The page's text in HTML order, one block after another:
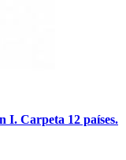
Carpeta 12 países.